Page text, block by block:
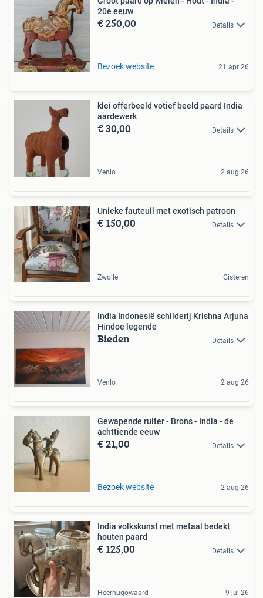
20e eeuw
€ 250,00 Details
Bezoek website 21 apr 26
klei offerbeeld votief beeld paard India
aardewerk
€ 30,00 Details
Venlo 2 aug 26
Unieke fauteuil met exotisch patroon
€ 150,00 Details
Zwolle Gisteren
India Indonesië schilderij Krishna Arjuna
Hindoe legende
Bieden Details
Venlo 2 aug 26
Gewapende ruiter - Brons - India - de
achttiende eeuw
€ 21,00 Details
Bezoek website 2 aug 26
India volkskunst met metaal bedekt
houten paard
€ 125,00 Details
Heerhugowaard 9 jul 26